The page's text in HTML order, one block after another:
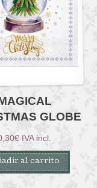
GLOBE
€ IVA incl.
al carrito